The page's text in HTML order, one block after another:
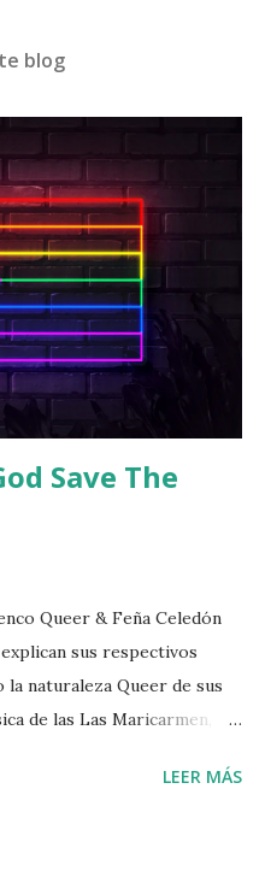
blog
Save The
Queer & Feña Celedón
sus respectivos
naturaleza Queer de sus
de las Las Maricarmen,
Producción y locución:
LEER MÁS